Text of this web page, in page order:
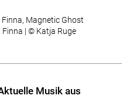
Magnetic Ghost
Finna | © Katja Ruge
Musik aus